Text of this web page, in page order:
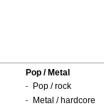
Pop / Metal
Pop / rock
Metal / hardcore